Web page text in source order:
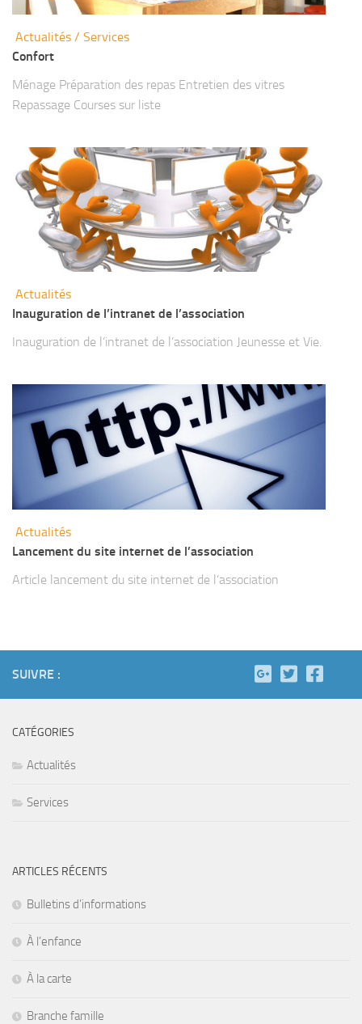
Actualités / Services
Confort
Ménage Préparation des repas Entretien des vitres
Repassage Courses sur liste
Actualités
Inauguration de l’intranet de l’association
Inauguration de l’intranet de l’association Jeunesse et Vie.
Actualités
Lancement du site internet de l’association
Article lancement du site internet de l’association
SUIVRE :
CATÉGORIES
Actualités
Services
ARTICLES RÉCENTS
Bulletins d’informations
À l’enfance
À la carte
Branche famille